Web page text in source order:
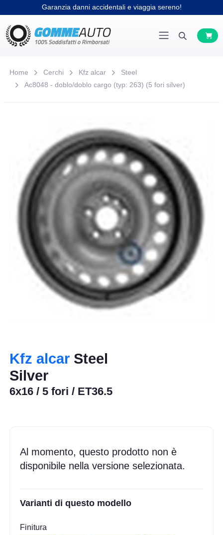
Garanzia danni accidentali e viaggia sereno!
Home Cerchi Kfz alcar
Steel
Ac8048 - doblo/doblo cargo (typ: 263) (5 fori silver)
Kfz alcar Steel
Silver
6x16 / 5 fori / ET36.5
Al momento, questo prodotto non è
disponibile nella versione selezionata.
Varianti di questo modello
Finitura